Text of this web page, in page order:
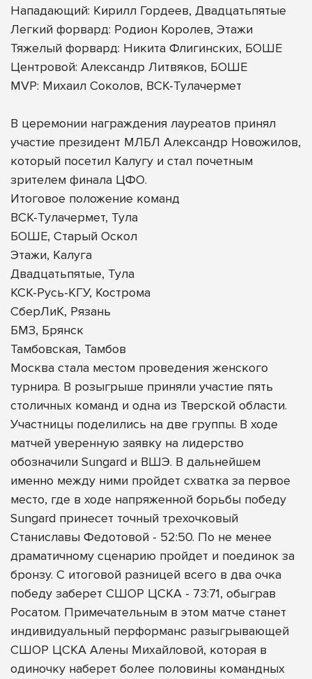
Нападающий: Кирилл Гордеев, Двадцатьпятые
Легкий форвард: Родион Королев, Этажи
Тяжелый форвард: Никита Флигинских, БОШЕ
Центровой: Александр Литвяков, БОШЕ
MVP: Михаил Соколов, ВСК-Тулачермет
В церемонии награждения лауреатов принял
участие президент МЛБЛ Александр Новожилов,
который посетил Калугу и стал почетным
зрителем финала ЦФО.
Итоговое положение команд
ВСК-Тулачермет, Тула
БОШЕ, Старый Оскол
Этажи, Калуга
Двадцатьпятые, Тула
КСК-Русь-КГУ, Кострома
СберЛиК, Рязань
БМЗ, Брянск
Тамбовская, Тамбов
Москва стала местом проведения женского
турнира. В розыгрыше приняли участие пять
столичных команд и одна из Тверской области.
Участницы поделились на две группы. В ходе
матчей уверенную заявку на лидерство
обозначили Sungard и ВШЭ. В дальнейшем
именно между ними пройдет схватка за первое
место, где в ходе напряженной борьбы победу
Sungard принесет точный трехочковый
Станиславы Федотовой - 52:50. По не менее
драматичному сценарию пройдет и поединок за
бронзу. С итоговой разницей всего в два очка
победу заберет СШОР ЦСКА - 73:71, обыграв
Росатом. Примечательным в этом матче станет
индивидуальный перформанс разыгрывающей
СШОР ЦСКА Алены Михайловой, которая в
одиночку наберет более половины командных